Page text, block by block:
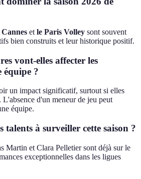
et le Paris Volley sont souvent
bien construits et leur historique positif.
vont-elles affecter les
équipe ?
un impact significatif, surtout si elles
L'absence d'un meneur de jeu peut
équipe.
talents à surveiller cette saison ?
Martin et Clara Pelletier sont déjà sur le
exceptionnelles dans les ligues